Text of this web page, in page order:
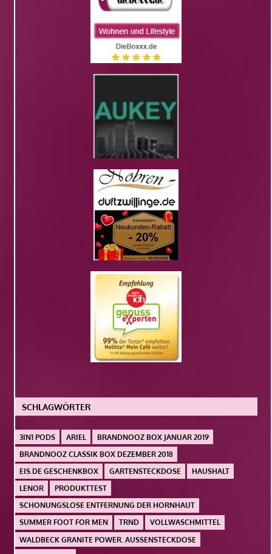
SCHLAGWÖRTER
3IN1 PODS ARIEL
BRANDNOOZ BOX JANUAR 2019
BRANDNOOZ CLASSIK BOX DEZEMBER 2018
EIS.DE GESCHENKBOX
GARTENSTECKDOSE
HAUSHALT
LENOR
PRODUKTTEST
SCHONUNGSLOSE ENTFERNUNG DER HORNHAUT
SUMMER FOOT FOR MEN
TRND
VOLLWASCHMITTEL
WALDBECK GRANITE POWER. AUSSENSTECKDOSE